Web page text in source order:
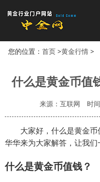
您的位置： 首页>黄金行情>
什么是黄金币值
来源：互联网 时
大家好，什么是黄金币
华华来为大家解答，让我们
什么是黄金币值钱？